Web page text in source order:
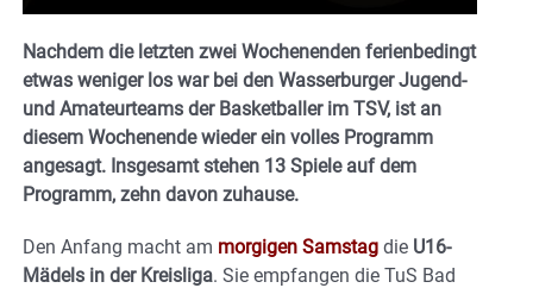
Nachdem die letzten zwei Wochenenden ferienbedingt
etwas weniger los war bei den Wasserburger Jugend-
und Amateurteams der Basketballer im TSV, ist an
diesem Wochenende wieder ein volles Programm
angesagt. Insgesamt stehen 13 Spiele auf dem
Programm, zehn davon zuhause.
Den Anfang macht am morgigen Samstag die U16-
Mädels in der Kreisliga. Sie empfangen die TuS Bad